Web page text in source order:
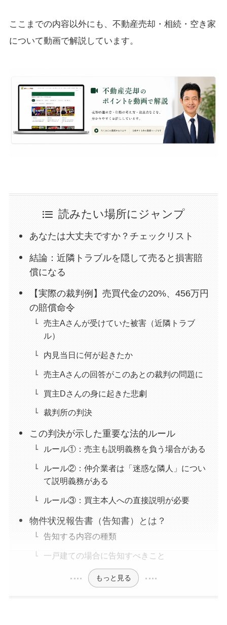
ここまでの内容以外にも、不動産売却・相続・空き家
について動画で解説しています。
読みたい場所にジャンプ
あなたは大丈夫ですか？チェックリスト
結論：近隣トラブルを隠して売ると損害賠
償になる
【実際の裁判例】売買代金の20%、456万円
の賠償命令
売主Aさんが受けていた被害（近隣トラブ
ル）
内見当日に何が起きたか
売主Aさんの回答がこのあとの裁判の問題に
買主Dさんの身に起きた悲劇
裁判所の判決
この判決が示した重要な法的ルール
ルール①：売主も説明義務を負う場合がある
ルール②：仲介業者は「迷惑な隣人」につい
て説明義務がある
ルール③：買主本人への直接説明が必要
物件状況報告書（告知書）とは？
告知する内容の種類
一戸建ての場合に告知すべきこと
もっと見る